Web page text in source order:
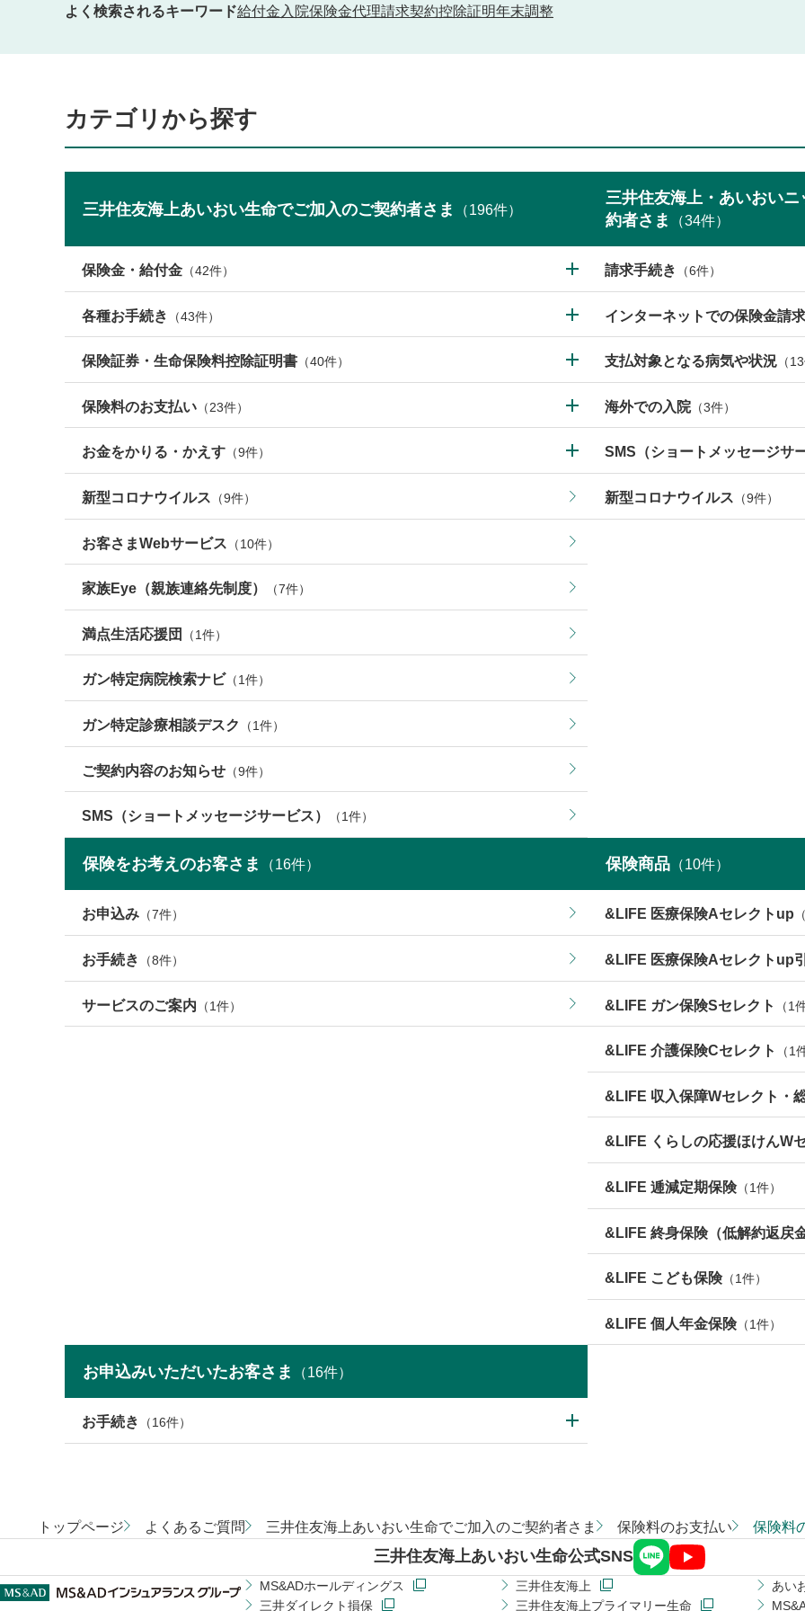
よく検索されるキーワード給付金 入院保険金代理請求契約控除証明年末調整
カテゴリから探す
三井住友海上あいおい生命でご加入のご契約者さま （196件）
保険金・給付金 （42件）
各種お手続き （43件）
保険証券・生命保険料控除証明書 （40件）
保険料のお支払い （23件）
お金をかりる・かえす （9件）
新型コロナウイルス （9件）
お客さまWebサービス （10件）
家族Eye（親族連絡先制度） （7件）
満点生活応援団 （1件）
ガン特定病院検索ナビ （1件）
ガン特定診療相談デスク （1件）
ご契約内容のお知らせ （9件）
SMS（ショートメッセージサービス） （1件）
三井住友海上・あいおい
約者さま
（34件）
請求手続き （6件）
インターネットでの保険金請
支払対象となる病気や状況 （
海外での入院（3件）
SMS（ショートメッセージサ
新型コロナウイルス （9件）
保険をお考えのお客さま （16件）
お申込み （7件）
お手続き （8件）
サービスのご案内 （1件）
保険商品 （10件）
&LIFE 医療保険Aセレクトup
&LIFE 医療保険Aセレクトup
&LIFE ガン保険Sセレクト （1
&LIFE 介護保険Cセレクト （1
&LIFE 収入保障Wセレクト・
&LIFE くらしの応援ほけんW
&LIFE 逓減定期保険（1件）
&LIFE 終身保険（低解約返戻金
&LIFE こども保険（1件）
&LIFE 個人年金保険（1件）
お申込みいただいたお客さま （16件）
お手続き （16件）
トップページ よくあるご質問 三井住友海上あいおい生命でご加入のご契約者さま 保険料のお支払い 保険料
三井住友海上あいおい生命公式SNS
MS&ADホールディングス 三井住友海上
あい
三井ダイレクト損保
三井住友海上プライマリー生命